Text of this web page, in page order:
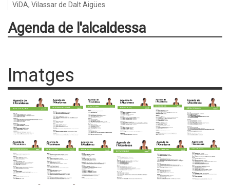
ViDA, Vilassar de Dalt Aigües
Agenda de l'alcaldessa
Imatges